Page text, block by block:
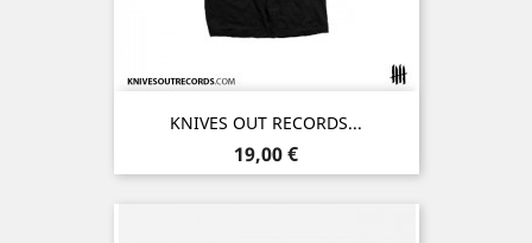
KNIVES OUT RECORDS...
Prix
19,00 €